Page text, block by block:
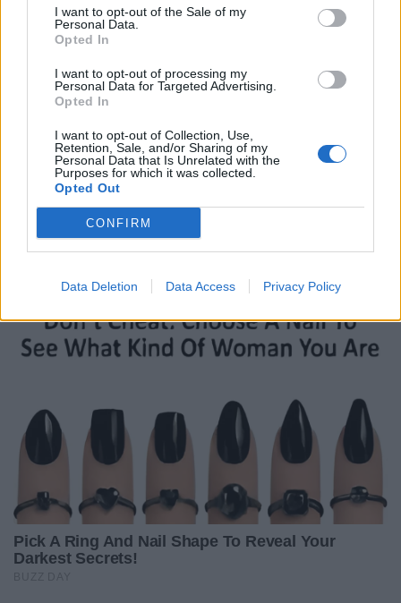
I want to opt-out of the Sale of my
Personal Data.
Opted In
I want to opt-out of processing my
Personal Data for Targeted Advertising.
Opted In
I want to opt-out of Collection, Use,
Retention, Sale, and/or Sharing of my
Personal Data that Is Unrelated with the
Purposes for which it was collected.
Opted Out
CONFIRM
Data Deletion Data Access Privacy Policy